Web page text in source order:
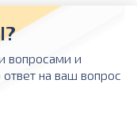
вопросами и
ответ на ваш вопрос